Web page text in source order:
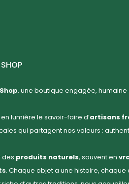
, une boutique engagée,
lumière le savoir-faire d’artisans
qui partagent nos valeurs :
des produits naturels, souvent en
. Chaque objet a une histoire,